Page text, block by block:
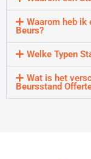
Waarom heb ik
Beurs?
Welke Typen
Wat is het
Beursstand